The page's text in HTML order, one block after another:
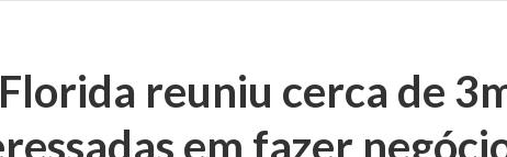
reuniu cerca de
em fazer